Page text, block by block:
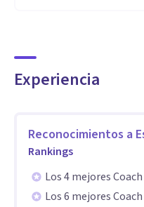
Adicciones
Fobias
Personalidad
Comunicación asertiva y
Talleres de desarrollo
Experiencia
Reconocimientos a
Rankings
Los 4 mejores
Los 6 mejores